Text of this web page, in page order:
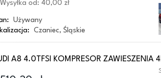
Wysyłka od: 40,00 zł
Używany
Czaniec, Śląskie
A8 4.0TFSI KOMPRESOR ZAWIESZENIA